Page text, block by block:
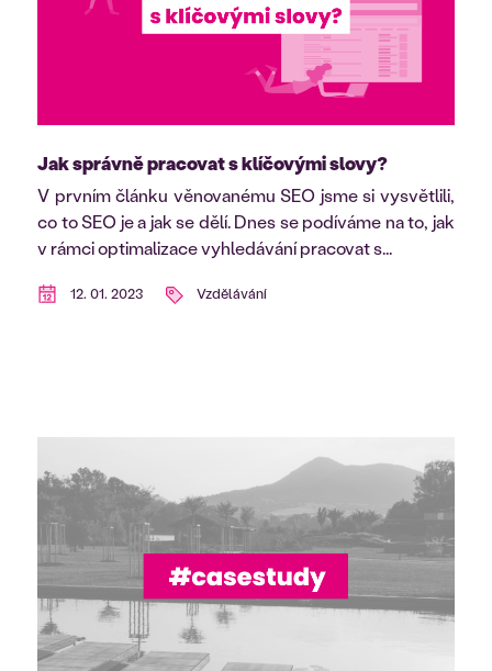
Jak správně pracovat s klíčovými slovy?
V prvním článku věnovanému SEO jsme si vysvětlili,
co to SEO je a jak se dělí. Dnes se podíváme na to, jak
v rámci optimalizace vyhledávání pracovat s...
12. 01. 2023 Vzdělávání